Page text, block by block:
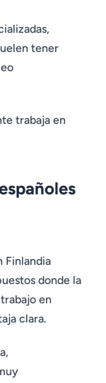
tener
Finlandia
donde la
en
clara.